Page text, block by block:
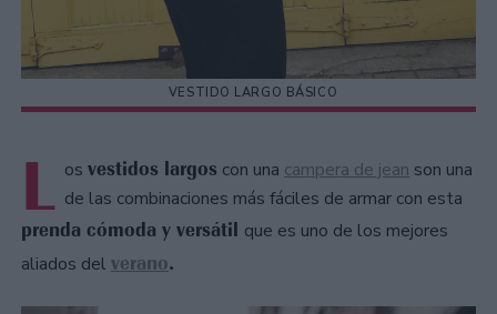
VESTIDO LARGO BÁSICO
L os vestidos largos con una campera de jean son una
de las combinaciones más fáciles de armar con esta
prenda cómoda y versátil que es uno de los mejores
aliados del verano.